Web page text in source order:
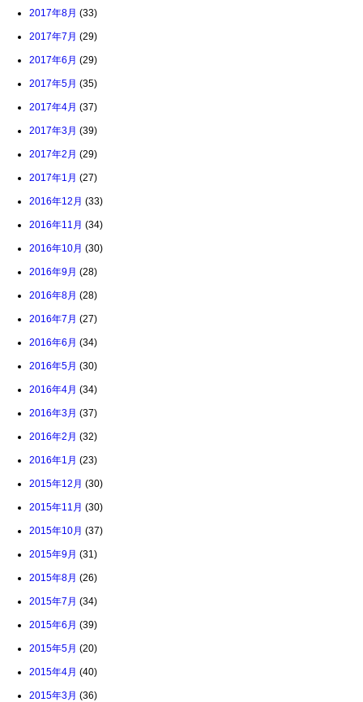
2017年8月 (33)
2017年7月 (29)
2017年6月 (29)
2017年5月 (35)
2017年4月 (37)
2017年3月 (39)
2017年2月 (29)
2017年1月 (27)
2016年12月 (33)
2016年11月 (34)
2016年10月 (30)
2016年9月 (28)
2016年8月 (28)
2016年7月 (27)
2016年6月 (34)
2016年5月 (30)
2016年4月 (34)
2016年3月 (37)
2016年2月 (32)
2016年1月 (23)
2015年12月 (30)
2015年11月 (30)
2015年10月 (37)
2015年9月 (31)
2015年8月 (26)
2015年7月 (34)
2015年6月 (39)
2015年5月 (20)
2015年4月 (40)
2015年3月 (36)